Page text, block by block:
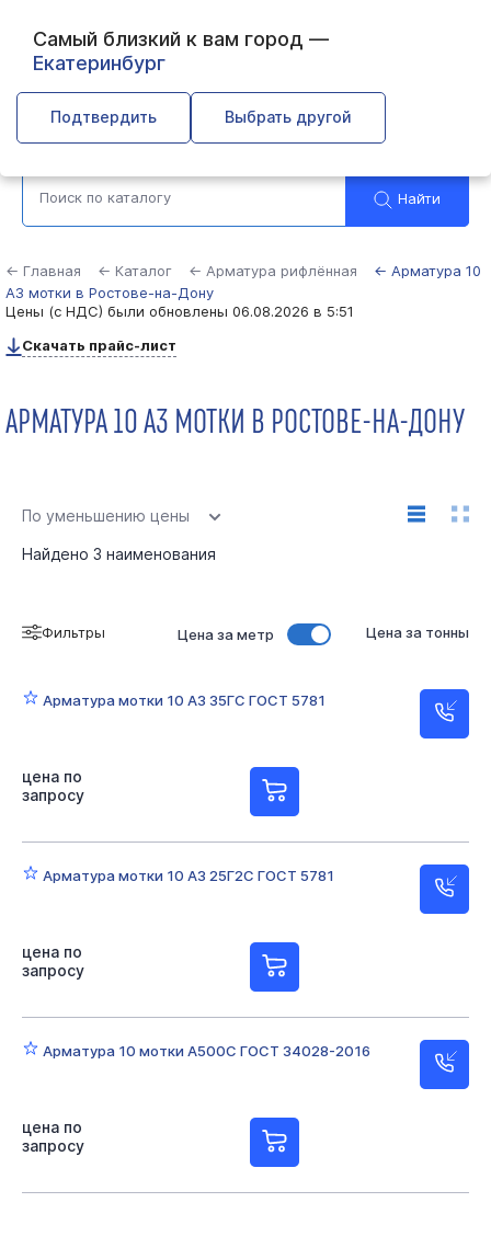
Самый близкий к вам город —
Екатеринбург
Подтвердить Выбрать другой
Ростов-на-Дону
Найти
← Главная ← Каталог ← Арматура рифлённая
← Арматура 10
А3 мотки в Ростове-на-Дону
Цены (с НДС) были обновлены 06.08.2026 в 5:51
Скачать прайс-лист
АРМАТУРА 10 А3 МОТКИ В РОСТОВЕ-НА-ДОНУ
По уменьшению цены
Найдено 3 наименования
Фильтры Цена за метр Цена за тонны
Арматура мотки 10 А3 35ГС ГОСТ 5781
цена по
запросу
Арматура мотки 10 А3 25Г2С ГОСТ 5781
цена по
запросу
Арматура 10 мотки А500С ГОСТ 34028-2016
цена по
запросу